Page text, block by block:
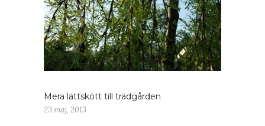
Mera lättskött till trädgården
23 maj, 2013